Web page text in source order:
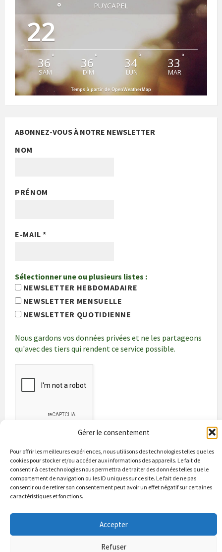
Gérer le consentement
Pour offrir les meilleures expériences, nous utilisons des technologies telles que les
cookies pour stocker et/ou accéder aux informations des appareils. Le fait de
consentir à ces technologies nous permettra de traiter des données telles que le
comportement de navigation ou les ID uniques sur ce site. Le fait de ne pas
consentir ou de retirer son consentement peut avoir un effet négatif sur certaines
caractéristiques et fonctions.
Accepter
Refuser
PUYCAPEL
22
°
36 °
SAM
36 °
DIM
34°
LUN
33 °
MAR
Temps à partir de OpenWeatherMap
ABONNEZ-VOUS À NOTRE NEWSLETTER
NOM
PRÉNOM
E-MAIL*
Sélectionner une ou plusieurs listes :
NEWSLETTER HEBDOMADAIRE
NEWSLETTER MENSUELLE
NEWSLETTER QUOTIDIENNE
Nous gardons vos données privées et ne les partageons
qu'avec des tiers qui rendent ce service possible.
Les bonnes adresses
Contacts & renseignements
© 2026 Site officiel de la commune de Puycapel dans le Cantal
Conformité à la loi RGPD